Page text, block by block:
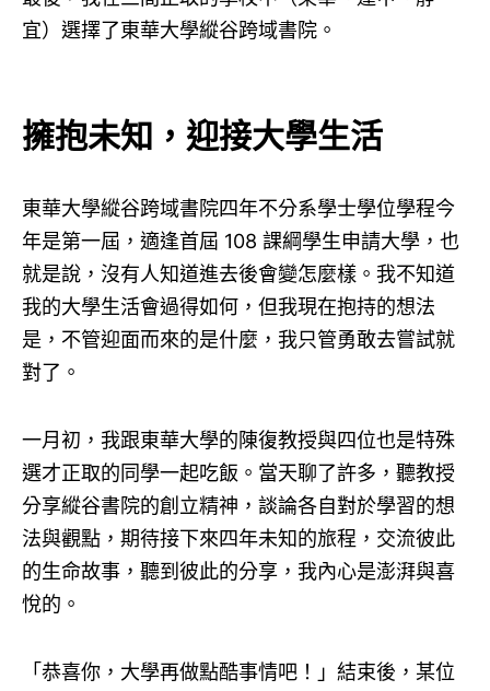
宜）選擇了東華大學縱谷跨域書院。
擁抱未知，迎接大學生活
東華大學縱谷跨域書院四年不分系學士學位學程今
年是第一屆，適逢首屆 108 課綱學生申請大學，也
就是說，沒有人知道進去後會變怎麼樣。我不知道
我的大學生活會過得如何，但我現在抱持的想法
是，不管迎面而來的是什麼，我只管勇敢去嘗試就
對了。
一月初，我跟東華大學的陳復教授與四位也是特殊
選才正取的同學一起吃飯。當天聊了許多，聽教授
分享縱谷書院的創立精神，談論各自對於學習的想
法與觀點，期待接下來四年未知的旅程，交流彼此
的生命故事，聽到彼此的分享，我內心是澎湃與喜
悅的。
「恭喜你，大學再做點酷事情吧！」結束後，某位